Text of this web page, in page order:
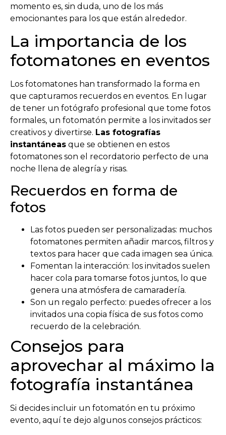
momento es, sin duda, uno de los más
emocionantes para los que están alrededor.
La importancia de los
fotomatones en eventos
Los fotomatones han transformado la forma en
que capturamos recuerdos en eventos. En lugar
de tener un fotógrafo profesional que tome fotos
formales, un fotomatón permite a los invitados ser
creativos y divertirse. Las fotografías
instantáneas que se obtienen en estos
fotomatones son el recordatorio perfecto de una
noche llena de alegría y risas.
Recuerdos en forma de
fotos
Las fotos pueden ser personalizadas: muchos
fotomatones permiten añadir marcos, filtros y
textos para hacer que cada imagen sea única.
Fomentan la interacción: los invitados suelen
hacer cola para tomarse fotos juntos, lo que
genera una atmósfera de camaradería.
Son un regalo perfecto: puedes ofrecer a los
invitados una copia física de sus fotos como
recuerdo de la celebración.
Consejos para
aprovechar al máximo la
fotografía instantánea
Si decides incluir un fotomatón en tu próximo
evento, aquí te dejo algunos consejos prácticos: